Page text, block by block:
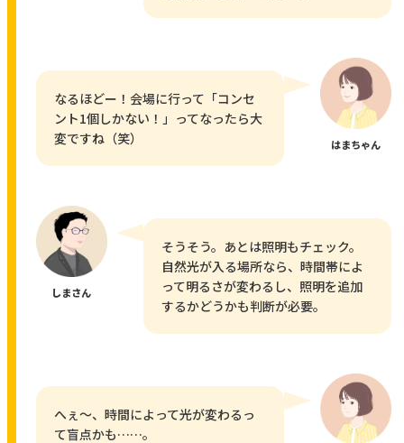
なるほどー！会場に行って「コンセ
ント1個しかない！」ってなったら大
変ですね（笑）
はまちゃん
しまさん
そうそう。あとは照明もチェック。
自然光が入る場所なら、時間帯によ
って明るさが変わるし、照明を追加
するかどうかも判断が必要。
へぇ〜、時間によって光が変わるっ
て盲点かも……。